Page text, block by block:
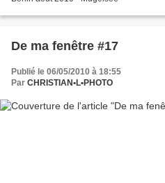
De ma fenêtre #17
Publié le 06/05/2010 à 18:55
Par CHRISTIAN•L•PHOTO